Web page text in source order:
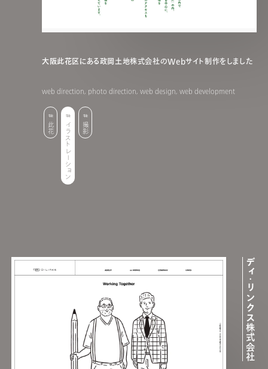
大阪此花区にある政岡土地株式会社のWebサイト制作をしました
web direction, photo direction, web design, web development
此花 イラストレーション 撮影
ディ･リンクス株式会社